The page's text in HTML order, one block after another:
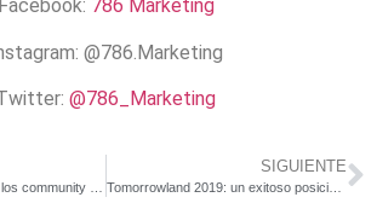
Facebook: 786 Marketing
@786.Marketing
@786_Marketing
Apps importantes para los community managers y el marketing digital
SIGUIENTE
Tomorrowland 2019: un exitoso posicionamiento de marca